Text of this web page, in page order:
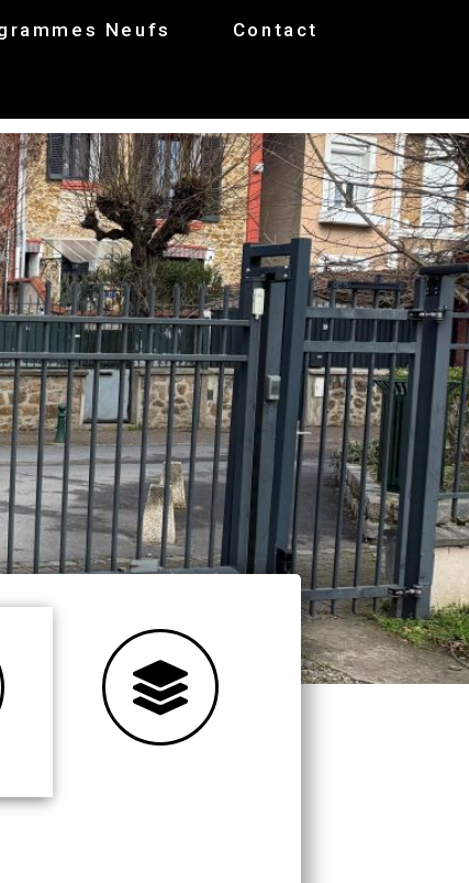
Neufs Contact